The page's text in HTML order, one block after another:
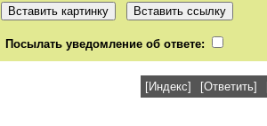
Посылать уведомление об ответе:
[Индекс] [Ответить]